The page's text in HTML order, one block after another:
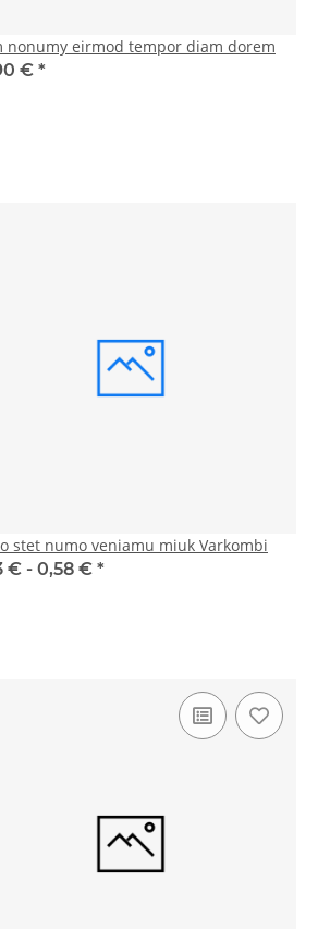
nonumy eirmod tempor diam dorem
€ *
stet numo veniamu miuk Varkombi
€ - 0,58 € *